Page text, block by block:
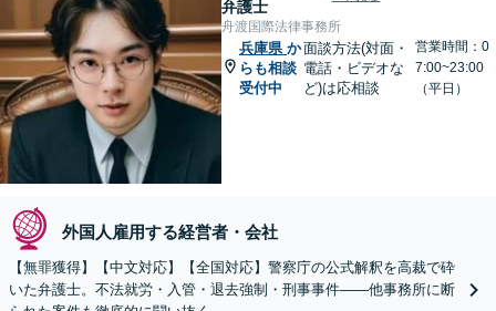
弁護士
舟渡国際法律事務所
兵庫県 か
らも相談
受付中
面談方法(対面・
電話・ビデオな
ど)は応相談
営業時間：0
7:00~23:00
（平日）
外国人雇用する経営者・会社
【無罪獲得】【中文対応】【全国対応】警察庁の公式解釈を高裁で砕
いた弁護士。不法就労・入管・退去強制・刑事事件——他事務所に断